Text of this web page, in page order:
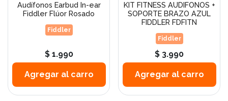
Audífonos Earbud In-ear
Fiddler Flúor Rosado
Fiddler
$ 1.990
Agregar al carro
KIT FITNESS AUDIFONOS +
SOPORTE BRAZO AZUL
FIDDLER FDFITN
Fiddler
$ 3.990
Agregar al carro